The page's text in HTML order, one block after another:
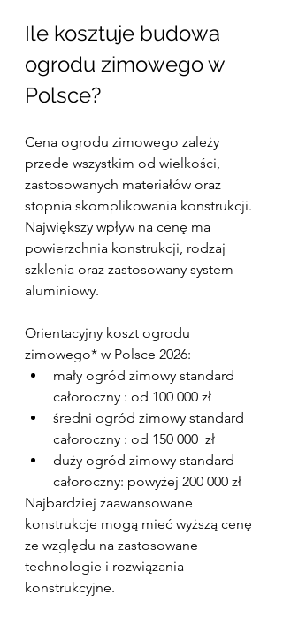
Ile kosztuje budowa
ogrodu zimowego w
Polsce?
Cena ogrodu zimowego zależy
przede wszystkim od wielkości,
zastosowanych materiałów oraz
stopnia skomplikowania konstrukcji.
Największy wpływ na cenę ma
powierzchnia konstrukcji, rodzaj
szklenia oraz zastosowany system
aluminiowy.
Orientacyjny koszt ogrodu
zimowego* w Polsce 2026:
mały ogród zimowy standard
całoroczny : od 100 000 zł
średni ogród zimowy standard
całoroczny : od 150 000  zł
duży ogród zimowy standard
całoroczny: powyżej 200 000 zł
Najbardziej zaawansowane
konstrukcje mogą mieć wyższą cenę
ze względu na zastosowane
technologie i rozwiązania
konstrukcyjne.